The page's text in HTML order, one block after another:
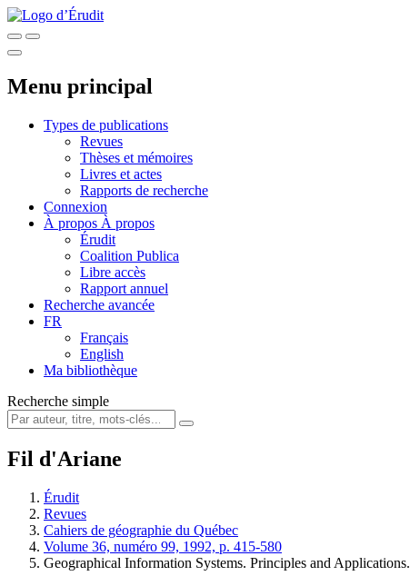
Menu principal
Types de publications
Revues
Thèses et mémoires
Livres et actes
Rapports de recherche
Connexion
À propos À propos
Érudit
Coalition Publica
Libre accès
Rapport annuel
Recherche avancée
FR
Français
English
Ma bibliothèque
Recherche simple
Fil d'Ariane
Érudit
Revues
Cahiers de géographie du Québec
Volume 36, numéro 99, 1992, p. 415-580
Geographical Information Systems. Principles and Applications.